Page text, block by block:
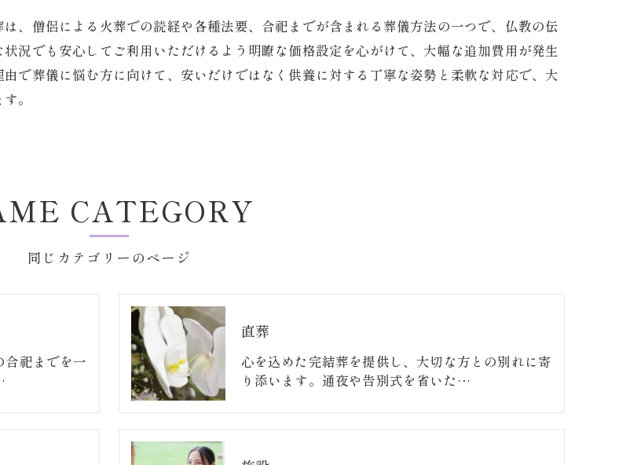
、僧侶による火葬での読経や各種法要、合祀までが含まれる葬儀方法の一つで、仏教の伝
況でも安心してご利用いただけるよう明瞭な価格設定を心がけて、大幅な追加費用が発生
で葬儀に悩む方に向けて、安いだけではなく供養に対する丁寧な姿勢と柔軟な対応で、大
。
同じカテゴリーのページ
CATEGORY
合祀までを一
直葬
心を込めた完結葬を提供し、大切な方との別れに寄
り添います。通夜や告別式を省いた…